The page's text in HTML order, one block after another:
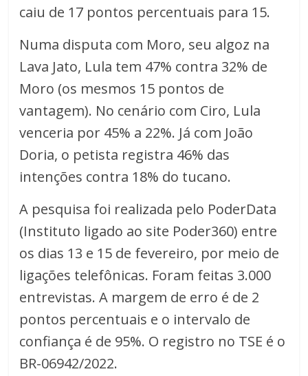
caiu de 17 pontos percentuais para 15.
Numa disputa com Moro, seu algoz na
Lava Jato, Lula tem 47% contra 32% de
Moro (os mesmos 15 pontos de
vantagem). No cenário com Ciro, Lula
venceria por 45% a 22%. Já com João
Doria, o petista registra 46% das
intenções contra 18% do tucano.
A pesquisa foi realizada pelo PoderData
(Instituto ligado ao site Poder360) entre
os dias 13 e 15 de fevereiro, por meio de
ligações telefônicas. Foram feitas 3.000
entrevistas. A margem de erro é de 2
pontos percentuais e o intervalo de
confiança é de 95%. O registro no TSE é o
BR-06942/2022.